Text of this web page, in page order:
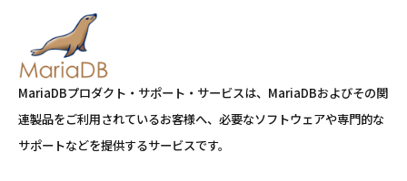
MariaDBプロダクト・サポート・サービスは、MariaDBおよびその関
連製品をご利用されているお客様へ、必要なソフトウェアや専門的な
サポートなどを提供するサービスです。